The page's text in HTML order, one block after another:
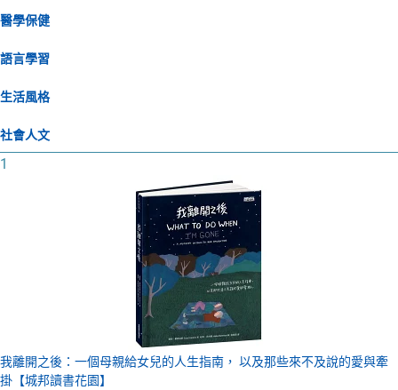
醫學保健
語言學習
生活風格
社會人文
1
我離開之後：一個母親給女兒的人生指南， 以及那些來不及說的愛與牽
掛【城邦讀書花園】